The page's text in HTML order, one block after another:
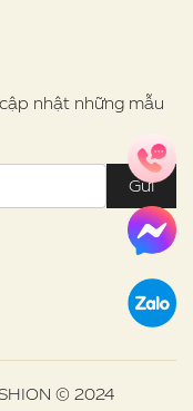
nhật những mẫu
Gửi
© 2024